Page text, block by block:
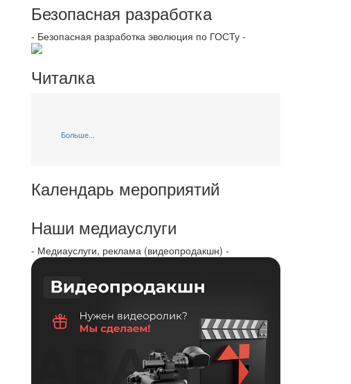
Безопасная разработка
- Безопасная разработка эволюция по ГОСТу -
Читалка
Больше...
Календарь мероприятий
Наши медиауслуги
- Медиауслуги, реклама (видеопродакшн) -